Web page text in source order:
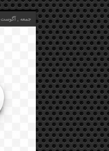
جمعه , آگوست 7 2026